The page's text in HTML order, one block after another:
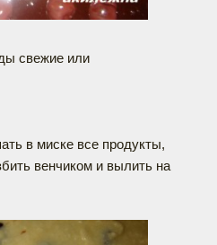
свежие или
в миске все продукты,
венчиком и вылить на